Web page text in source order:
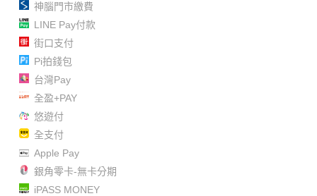
神腦門市繳費
LINE Pay付款
街口支付
Pi拍錢包
台灣Pay
全盈+PAY
悠遊付
全支付
Apple Pay
銀角零卡-無卡分期
iPASS MONEY